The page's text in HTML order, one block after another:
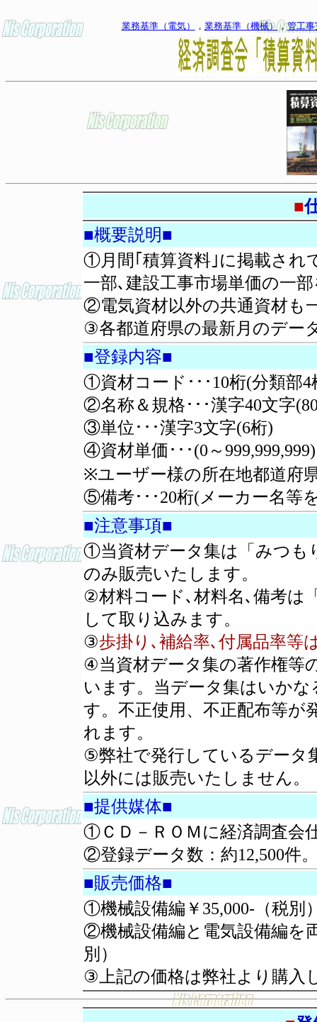
業務基準（電気） ， 業務基準（機械），管工事
■
■概要説明■
①月間｢積算資料｣に掲載され
一部､建設工事市場単価の一
②電気資材以外の共通資材も
③各都道府県の最新月のデー
■登録内容■
①資材コード･･･10桁(分類部4
②名称＆規格･･･漢字40文字
③単位･･･漢字3文字(6桁)
④資材単価･･･(0～999,999,999)
※ユーザー様の所在地都道府
⑤備考･･･20桁(メーカー名等
■注意事項■
①当資材データ集は「みつも
のみ販売いたします。
②材料コード､材料名､備考は
して取り込みます。
③歩掛り､補給率､付属品率等
④当資材データ集の著作権等
います。当データ集はいか
す。不正使用、不正配布等が
れます。
⑤弊社で発行しているデータ
以外には販売いたしません。
■提供媒体■
①ＣＤ－ＲＯＭに経済調査会
②登録データ数：約12,500件
■販売価格■
①機械設備編￥35,000-（税別
②機械設備編と電気設備編を
別）
③上記の価格は弊社より購入